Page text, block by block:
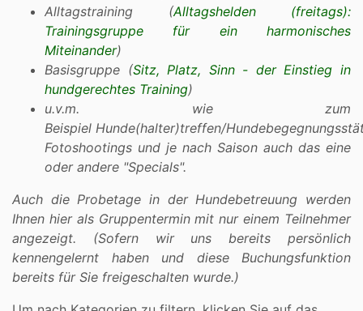
Alltagstraining (Alltagshelden (freitags):
Trainingsgruppe für ein harmonisches
Miteinander)
Basisgruppe (Sitz, Platz, Sinn - der Einstieg in
hundgerechtes Training)
u.v.m. wie zum
Beispiel Hunde(halter)treffen/
Fotoshootings und je nach Saison auch das eine
oder andere "Specials".
Auch die Probetage in der Hundebetreuung werden
Ihnen hier als Gruppentermin mit nur einem Teilnehmer
angezeigt. (Sofern wir uns bereits persönlich
kennengelernt haben und diese Buchungsfunktion
bereits für Sie freigeschalten wurde.)